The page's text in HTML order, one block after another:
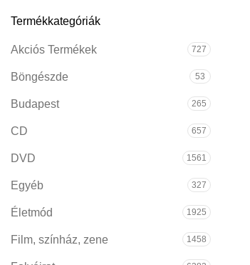
Termékkategóriák
Akciós Termékek 727
Böngészde 53
Budapest 265
CD 657
DVD 1561
Egyéb 327
Életmód 1925
Film, színház, zene 1458